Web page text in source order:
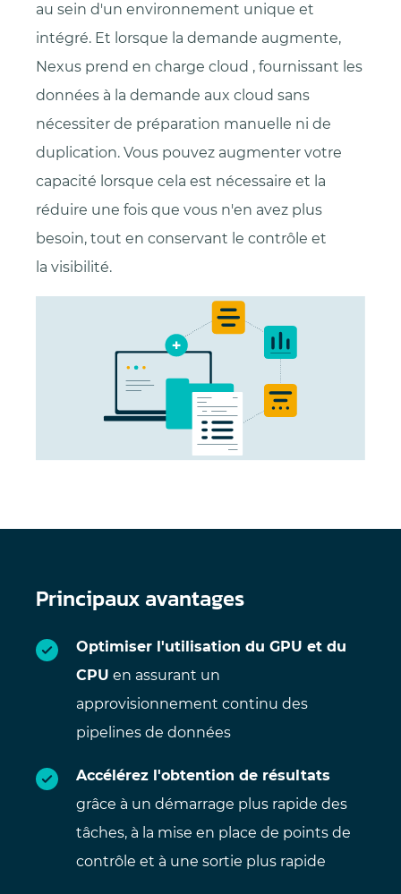
au sein d'un environnement unique et
intégré. Et lorsque la demande augmente,
Nexus prend en charge cloud , fournissant les
données à la demande aux cloud sans
nécessiter de préparation manuelle ni de
duplication. Vous pouvez augmenter votre
capacité lorsque cela est nécessaire et la
réduire une fois que vous n'en avez plus
besoin, tout en conservant le contrôle et
la visibilité.
Principaux avantages
Optimiser l'utilisation du GPU et du
CPU en assurant un
approvisionnement continu des
pipelines de données
Accélérez l'obtention de résultats
grâce à un démarrage plus rapide des
tâches, à la mise en place de points de
contrôle et à une sortie plus rapide